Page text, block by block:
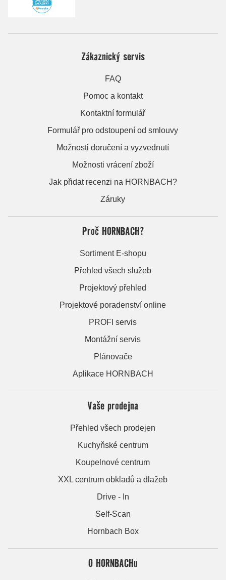
Zákaznický servis
FAQ
Pomoc a kontakt
Kontaktní formulář
Formulář pro odstoupení od smlouvy
Možnosti doručení a vyzvednutí
Možnosti vrácení zboží
Jak přidat recenzi na HORNBACH?
Záruky
Proč HORNBACH?
Sortiment E-shopu
Přehled všech služeb
Projektový přehled
Projektové poradenství online
PROFI servis
Montážní servis
Plánovače
Aplikace HORNBACH
Vaše prodejna
Přehled všech prodejen
Kuchyňské centrum
Koupelnové centrum
XXL centrum obkladů a dlažeb
Drive - In
Self-Scan
Hornbach Box
O HORNBACHu